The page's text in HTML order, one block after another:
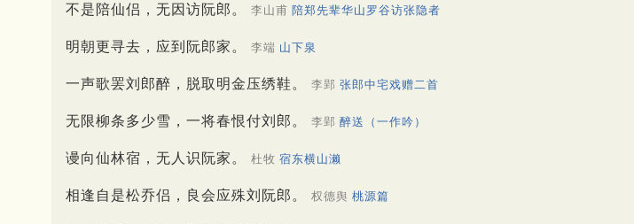
不是陪仙侣，无因访阮郎。 李山甫 陪郑先辈华山罗谷访张隐者
明朝更寻去，应到阮郎家。 李端 山下泉
一声歌罢刘郎醉，脱取明金压绣鞋。 李郢 张郎中宅戏赠二首
无限柳条多少雪，一将春恨付刘郎。 李郢 醉送（一作吟）
谩向仙林宿，无人识阮家。 杜牧 宿东横山濑
相逢自是松乔侣，良会应殊刘阮郎。 权德舆 桃源篇